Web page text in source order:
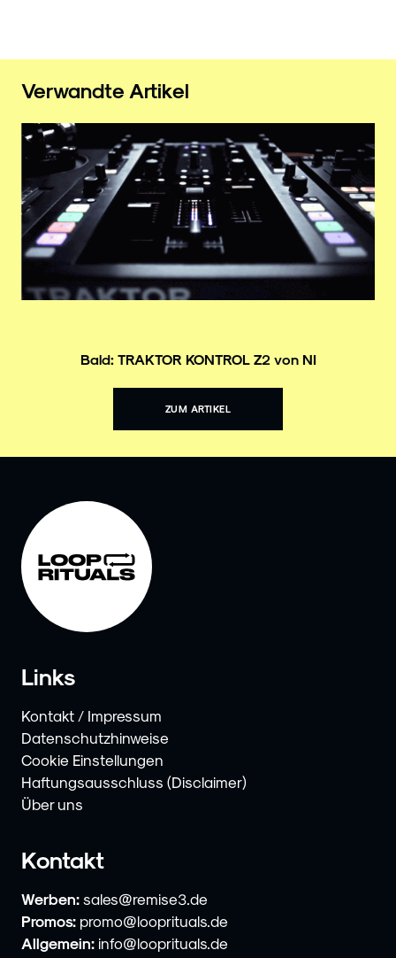
Verwandte Artikel
Bald: TRAKTOR KONTROL Z2 von NI
ZUM ARTIKEL
Links
Kontakt / Impressum
Datenschutzhinweise
Cookie Einstellungen
Haftungsausschluss (Disclaimer)
Über uns
Kontakt
Werben: sales@remise3.de
Promos: promo@looprituals.de
Allgemein: info@looprituals.de